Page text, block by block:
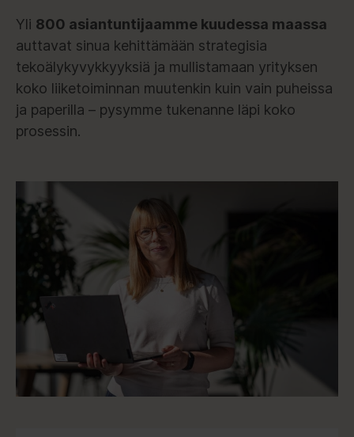
Yli 800 asiantuntijaamme kuudessa maassa
auttavat sinua kehittämään strategisia
tekoälykyvykkyyksiä ja mullistamaan yrityksen
koko liiketoiminnan muutenkin kuin vain puheissa
ja paperilla – pysymme tukenanne läpi koko
prosessin.